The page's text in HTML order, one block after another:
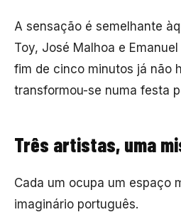
A sensação é semelhante
Toy, José Malhoa e
fim de cinco minutos já não
transformou-se numa festa
Três artistas, uma
Cada um ocupa um espaço
imaginário português.